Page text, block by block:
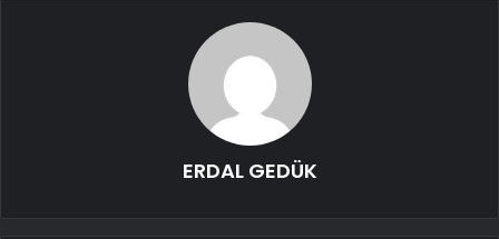
ERDAL GEDÜK